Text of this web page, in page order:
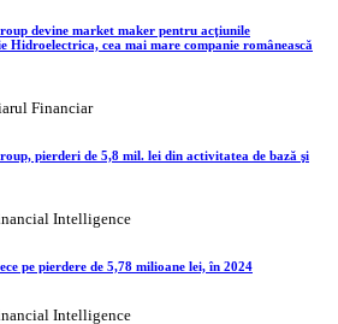
devine market maker pentru acţiunile
Hidroelectrica, cea mai mare companie românească
Financiar
pierderi de 5,8 mil. lei din activitatea de bază şi
Intelligence
pe pierdere de 5,78 milioane lei, în 2024
Intelligence